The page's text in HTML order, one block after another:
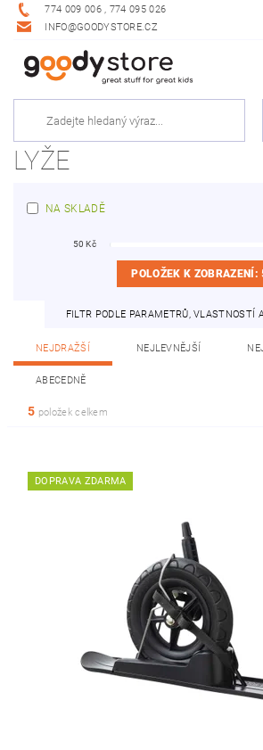
774 009 006 , 774 095 026
INFO@GOODYSTORE.CZ
LYŽE
NA SKLADĚ
50 Kč
POLOŽEK K ZOBRAZENÍ:
FILTR PODLE PARAMETRŮ, VLASTNOSTÍ
NEJDRAŽŠÍ NEJLEVNĚJŠÍ
ABECEDNĚ
5 položek celkem
DOPRAVA ZDARMA